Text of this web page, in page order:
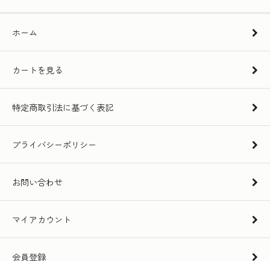
ホーム
カートを見る
特定商取引法に基づく表記
プライバシーポリシー
お問い合わせ
マイアカウント
会員登録